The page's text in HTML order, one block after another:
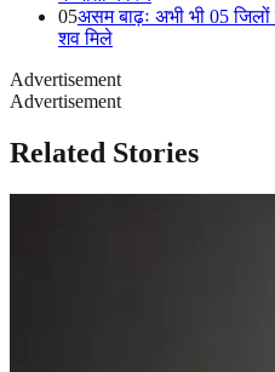
05असम बाढ़ः अभी भी 05
शव मिले
Advertisement
Advertisement
Related Stories